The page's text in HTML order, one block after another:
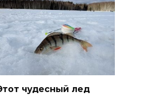
чудесный лед